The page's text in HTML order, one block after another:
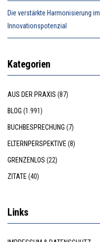
Die verstärkte Harmonisierung
Innovationspotenzial
Kategorien
AUS DER PRAXIS (87)
BLOG (1.991)
BUCHBESPRECHUNG (7)
ELTERNPERSPEKTIVE (8)
GRENZENLOS (22)
ZITATE (40)
Links